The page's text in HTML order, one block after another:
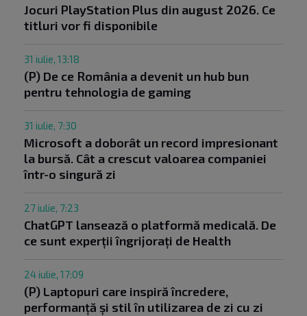
Jocuri PlayStation Plus din august 2026. Ce
titluri vor fi disponibile
31 iulie, 13:18
(P) De ce România a devenit un hub bun
pentru tehnologia de gaming
31 iulie, 7:30
Microsoft a doborât un record impresionant
la bursă. Cât a crescut valoarea companiei
într-o singură zi
27 iulie, 7:23
ChatGPT lansează o platformă medicală. De
ce sunt experții îngrijorați de Health
24 iulie, 17:09
(P) Laptopuri care inspiră încredere,
performanță și stil în utilizarea de zi cu zi